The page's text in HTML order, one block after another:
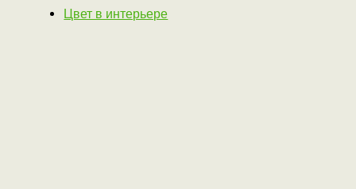
Цвет в интерьере